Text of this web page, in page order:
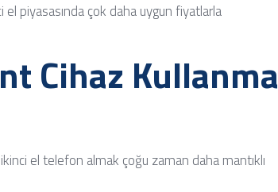
el piyasasında çok daha uygun fiyatlarla
Cihaz Kullanma
el telefon almak çoğu zaman daha mantıklı